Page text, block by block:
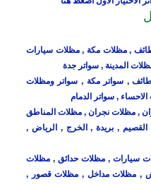
, مظلات مكة , مظلات سيارات
المدينة , سواتر جدة
, سواتر مكة , سواتر ومظلات
, سواتر الدمام
, مظلات نجران , مظلات المناطق
, بريدة , الخرج , الرياض ,
سيارات , مظلات حدائق , مظلات
, مظلات مداخل , مظلات قصور ,